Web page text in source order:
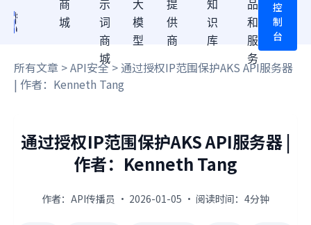
商
城
示
词
商
城
大
模
型
提
供
商
知
识
库
品
和
服
务
控
制
台
所有文章 >API安全> 通过授权IP范围保护AKS API服务器
| 作者：Kenneth Tang
通过授权IP范围保护AKS API服务器 |
作者：Kenneth Tang
作者：API传播员 · 2026-01-05 · 阅读时间：4分钟